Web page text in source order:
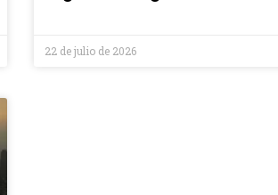
22 de julio de 2026